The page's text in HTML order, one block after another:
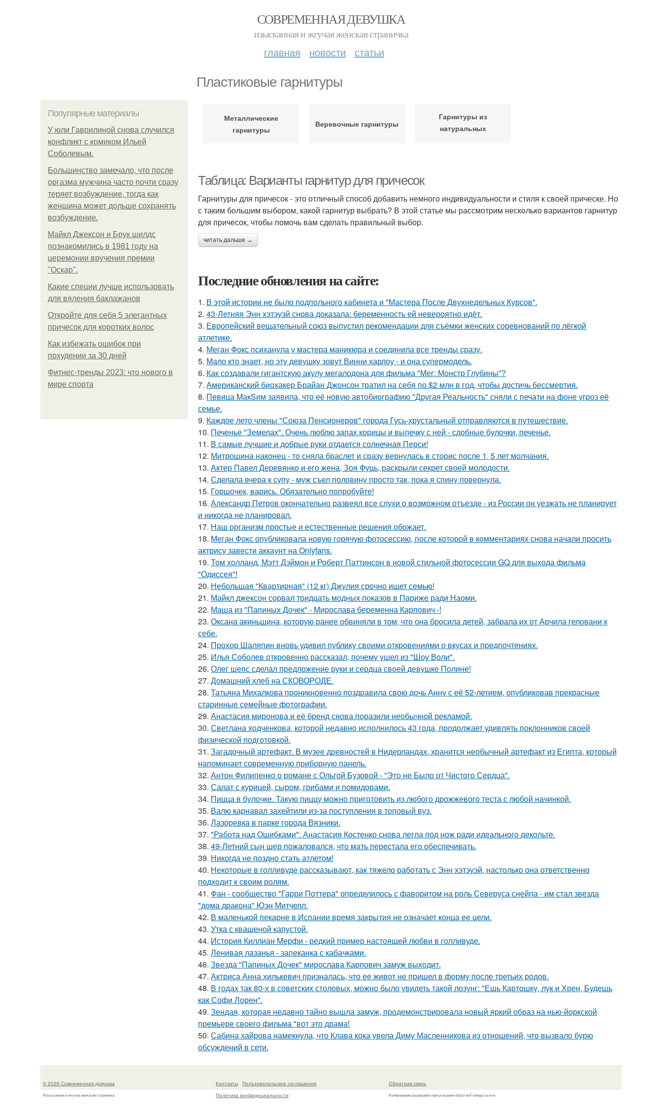
СОВРЕМЕННАЯ ДЕВУШКА
изысканная и жгучая женская страничка
главная новости статьи
Пластиковые гарнитуры
Популярные материалы
У юли Гаврилиной снова случился
конфликт с комиком Ильей
Соболевым.
Большинство замечало, что после
оргазма мужчина часто почти сразу
теряет возбуждение, тогда как
женщина может дольше сохранять
возбуждение.
Майкл Джексон и Брук шилдс
познакомились в 1981 году на
церемонии вручения премии
"Оскар".
Какие специи лучше использовать
для вяления баклажанов
Откройте для себя 5 элегантных
причесок для коротких волос
Как избежать ошибок при
похудении за 30 дней
Фитнес-тренды 2023: что нового в
мире спорта
Металлические
гарнитуры
Веревочные гарнитуры
Гарнитуры из
натуральных
Таблица: Варианты гарнитур для причесок
Гарнитуры для причесок - это отличный способ добавить немного индивидуальности и стиля к своей прическе. Но
с таким большим выбором, какой гарнитур выбрать? В этой статье мы рассмотрим несколько вариантов гарнитур
для причесок, чтобы помочь вам сделать правильный выбор.
читать дальше →
Последние обновления на сайте:
1. В этой истории не было подпольного кабинета и "Мастера После Двухнедельных Курсов".
2. 43-Летняя Энн хэтэуэй снова доказала: беременность ей невероятно идёт.
3. Европейский вещательный союз выпустил рекомендации для съёмки женских соревнований по лёгкой
атлетике.
4. Меган Фокс психанула у мастера маникюра и соединила все тренды сразу.
5. Мало кто знает, но эту девушку зовут Винни харлоу - и она супермодель.
6. Как создавали гигантскую акулу мегалодона для фильма "Мег: Монстр Глубины"?
7. Американский биохакер Брайан Джонсон тратил на себя по $2 млн в год, чтобы достичь бессмертия.
8. Пeвица MакSим заявила, что её новую автобиографию "Другая Реальность" сняли с печати на фоне угроз её
семье.
9. Каждое лето члены "Союза Пенсионеров" города Гусь-хрустальный отправляются в путешествие.
10. Печенье "Земелах". Очень люблю запах корицы и выпечку с ней - сдобные булочки, печенье.
11. В самые лучшие и добрые руки отдается солнечная Перси!
12. Митрошина наконец - то сняла браслет и сразу вернулась в сторис после 1, 5 лет молчания.
13. Актер Павел Деревянко и его жена, Зоя Фуць, раскрыли секрет своей молодости.
14. Сделала вчера к супу - муж съел половину просто так, пока я спину повернула.
15. Горшочек, варись. Обязательно попробуйте!
16. Александр Петров окончательно развеял все слухи о возможном отъезде - из России он уезжать не планирует
и никогда не планировал.
17. Наш организм простые и естественные решения обожает.
18. Меган Фокс опубликовала новую горячую фотосессию, после которой в комментариях снова начали просить
актрису завести аккаунт на Onlyfans.
19. Том холланд, Мэтт Дэймон и Роберт Паттинсон в новой стильной фотосессии GQ для выхода фильма
"Одиссея"!
20. Небольшая "Квартирная" (12 кг) Джулия срочно ищет семью!
21. Майкл джексон сорвал тридцать модных показов в Париже ради Наоми.
22. Маша из "Папиных Дочек" - Мирослава беременна Карпович -!
23. Оксана акиньшина, которую ранее обвиняли в том, что она бросила детей, забрала их от Арчила геловани к
себе.
24. Прохор Шаляпин вновь удивил публику своими откровениями о вкусах и предпочтениях.
25. Илья Соболев откровенно рассказал, почему ушел из "Шоу Воли".
26. Олег шепс сделал предложение руки и сердца своей девушке Полине!
27. Домашний хлеб на СКОВОРОДЕ.
28. Татьяна Михалкова проникновенно поздравила свою дочь Анну с её 52-летием, опубликовав прекрасные
старинные семейные фотографии.
29. Анастасия миронова и её бренд снова поразили необычной рекламой.
30. Светлана ходченкова, которой недавно исполнилось 43 года, продолжает удивлять поклонников своей
физической подготовкой.
31. Загадочный артефакт. В музее древностей в Нидерландах, хранится необычный артефакт из Египта, который
напоминает современную приборную панель.
32. Антон Филипенко о романе с Ольгой Бузовой - "Это не Было от Чистого Сердца".
33. Салат с курицей, сыром, грибами и помидорами.
34. Пицца в булочке. Такую пиццу можно приготовить из любого дрожжевого теста с любой начинкой.
35. Валю карнавал захейтили из-за поступления в топовый вуз.
36. Лазоревка в парке города Вязники.
37. "Работа над Ошибками": Анастасия Костенко снова легла под нож ради идеального декольте.
38. 49-Летний сын шер пожаловался, что мать перестала его обеспечивать.
39. Никогда не поздно стать атлетом!
40. Некоторые в голливуде рассказывают, как тяжело работать с Энн хэтэуэй, настолько она ответственно
подходит к своим ролям.
41. Фан - сообщество "Гарри Поттера" определилось с фаворитом на роль Северуса снейпа - им стал звезда
"дома дракона" Юэн Митчелл.
42. В маленькой пекарне в Испании время закрытия не означает конца ее цели.
43. Утка с квашеной капустой.
44. История Киллиан Мерфи - редкий пример настоящей любви в голливуде.
45. Ленивая лазанья - запеканка с кабачками.
46. Звезда "Папиных Дочек" мирослава Карпович замуж выходит.
47. Актриса Анна хилькевич призналась, что ее живот не пришел в форму после третьих родов.
48. В годах так 80-х в советских столовых, можно было увидеть такой лозунг: "Ешь Картошку, лук и Хрен, Будешь
как Софи Лорен".
49. Зендая, которая недавно тайно вышла замуж, продемонстрировала новый яркий образ на нью-йоркской
премьере своего фильма "вот это драма!
50. Сабина хайрова намекнула, что Клава кока увела Диму Масленникова из отношений, что вызвало бурю
обсуждений в сети.
© 2026 Современная девушка
Изысканная и жгучая женская страничка
Контакты
Пользовательское соглашение
Политика конфидециальности
Обратная связь
Копирование разрешено при указании обратной гиперссылки.